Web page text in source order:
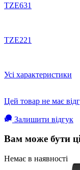
TZE631
TZE221
Усі характеристики
Цей товар не має
Залишити відгук
Вам може бути
Немає в наявності